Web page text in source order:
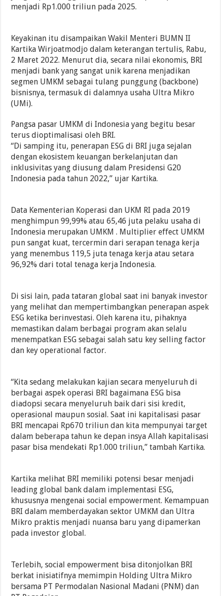
menjadi Rp1.000 triliun pada 2025.
Keyakinan itu disampaikan Wakil Menteri BUMN II
Kartika Wirjoatmodjo dalam keterangan tertulis, Rabu,
2 Maret 2022. Menurut dia, secara nilai ekonomis, BRI
menjadi bank yang sangat unik karena menjadikan
segmen UMKM sebagai tulang punggung (backbone)
bisnisnya, termasuk di dalamnya usaha Ultra Mikro
(UMi).
Pangsa pasar UMKM di Indonesia yang begitu besar
terus dioptimalisasi oleh BRI.
“Di samping itu, penerapan ESG di BRI juga sejalan
dengan ekosistem keuangan berkelanjutan dan
inklusivitas yang diusung dalam Presidensi G20
Indonesia pada tahun 2022,” ujar Kartika.
Data Kementerian Koperasi dan UKM RI pada 2019
menghimpun 99,99% atau 65,46 juta pelaku usaha di
Indonesia merupakan UMKM . Multiplier effect UMKM
pun sangat kuat, tercermin dari serapan tenaga kerja
yang menembus 119,5 juta tenaga kerja atau setara
96,92% dari total tenaga kerja Indonesia.
Di sisi lain, pada tataran global saat ini banyak investor
yang melihat dan mempertimbangkan penerapan aspek
ESG ketika berinvestasi. Oleh karena itu, pihaknya
memastikan dalam berbagai program akan selalu
menempatkan ESG sebagai salah satu key selling factor
dan key operational factor.
“Kita sedang melakukan kajian secara menyeluruh di
berbagai aspek operasi BRI bagaimana ESG bisa
diadopsi secara menyeluruh baik dari sisi kredit,
operasional maupun sosial. Saat ini kapitalisasi pasar
BRI mencapai Rp670 triliun dan kita mempunyai target
dalam beberapa tahun ke depan insya Allah kapitalisasi
pasar bisa mendekati Rp1.000 triliun,” tambah Kartika.
Kartika melihat BRI memiliki potensi besar menjadi
leading global bank dalam implementasi ESG,
khususnya mengenai social empowerment. Kemampuan
BRI dalam memberdayakan sektor UMKM dan Ultra
Mikro praktis menjadi nuansa baru yang dipamerkan
pada investor global.
Terlebih, social empowerment bisa ditonjolkan BRI
berkat inisiatifnya memimpin Holding Ultra Mikro
bersama PT Permodalan Nasional Madani (PNM) dan